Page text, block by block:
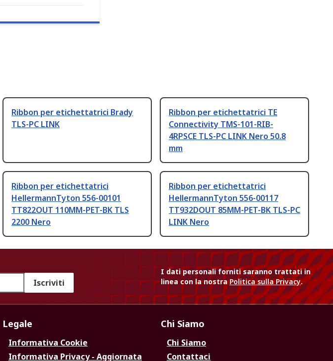
Ribbon per etichettatrici Brady
TLS-PC LINK
Ribbon per etichettatrici TE
Connectivity TMS-101-RIB-
4RPSCE TLS-PC LINK Nero 50.8
mm
Ribbon per etichettatrici
HellermannTyton 556-00101
TT822OUT 110MM-PET-BK TLS
2200 Nero
Ribbon per etichettatrici
HellermannTyton 556-00117
TT932DOUT 85MM-PET-BK TLS-PC
LINK Nero
Iscriviti
I dati personali forniti saranno trattati in
linea con la nostraPolitica sulla Privacy.
Legale
Informativa Cookie
Informativa Privacy - Aggiornata
Chi Siamo
Chi Siamo
Contattaci